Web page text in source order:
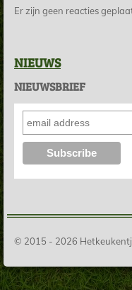
Er zijn geen reacties
NIEUWS
NIEUWSBRIEF
© 2015 - 2026